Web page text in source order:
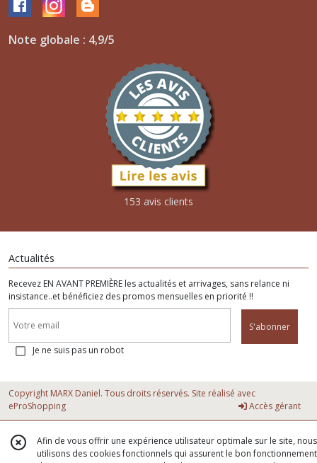
Note globale : 4,9/5
153 avis clients
Actualités
Recevez EN AVANT PREMIÈRE les actualités et arrivages, sans relance ni
insistance..et bénéficiez des promos mensuelles en priorité !!
S'abonner
Je ne suis pas un robot
Copyright MARX Daniel. Tous droits réservés. Site réalisé avec
eProShopping
Accès gérant
Afin de vous offrir une expérience utilisateur optimale sur le site, nous
utilisons des cookies fonctionnels qui assurent le bon fonctionnement